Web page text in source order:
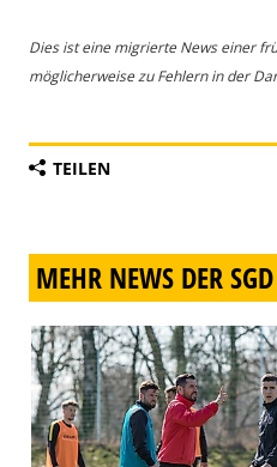
Dies ist eine migrierte News einer
möglicherweise zu Fehlern in der
TEILEN
MEHR NEWS DER SGD